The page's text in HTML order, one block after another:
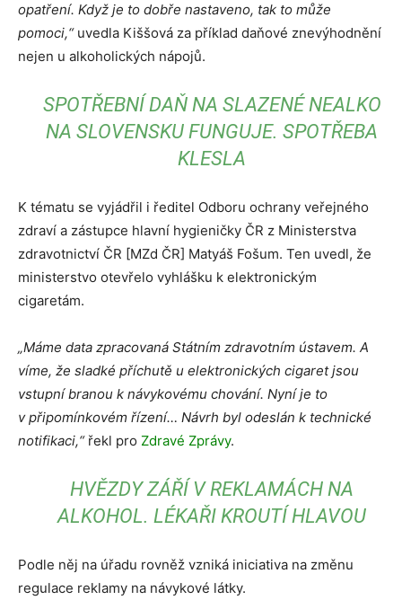
opatření. Když je to dobře nastaveno, tak to může
pomoci,“uvedla Kiššová za příklad daňové znevýhodnění
nejen u alkoholických nápojů.
SPOTŘEBNÍ DAŇ NA SLAZENÉ NEALKO
NA SLOVENSKU FUNGUJE. SPOTŘEBA
KLESLA
K tématu se vyjádřil i ředitel Odboru ochrany veřejného
zdraví a zástupce hlavní hygieničky ČR z Ministerstva
zdravotnictví ČR [MZd ČR] Matyáš Fošum. Ten uvedl, že
ministerstvo otevřelo vyhlášku k elektronickým
cigaretám.
„Máme data zpracovaná Státním zdravotním ústavem. A
víme, že sladké příchutě u elektronických cigaret jsou
vstupní branou k návykovému chování. Nyní je to
v připomínkovém řízení… Návrh byl odeslán k technické
notifikaci,“řekl pro Zdravé Zprávy.
HVĚZDY ZÁŘÍ V REKLAMÁCH NA
ALKOHOL. LÉKAŘI KROUTÍ HLAVOU
Podle něj na úřadu rovněž vzniká iniciativa na změnu
regulace reklamy na návykové látky.